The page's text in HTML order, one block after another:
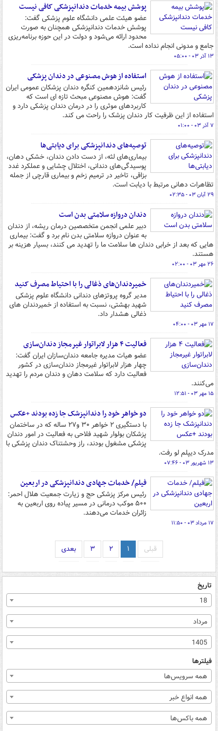
پوشش بیمه خدمات دندانپزشکی کافی نیست
عضو هیئت علمی دانشگاه علوم پزشکی گفت:
پوشش خدمات دندانپزشکی همچنان به صورت
محدود ارائه می‌شود و دولت در این حوزه برنامه‌ریزی
جامع و مدونی انجام نداده است.
۱۳ آذر ۰۳ - ۰۵:۰۰
استفاده از هوش مصنوعی در دندان پزشکی
رئیس شانزدهمین کنگره دندان پزشکان عمومی ایران
گفت: هوش مصنوعی مبحث تازه ای است که
کاربردهای موثری را در درمان دندان پزشکی دارد و
استفاده از این ظرفیت کار دندان پزشک را راحت می کند.
۷ آذر ۰۳ - ۰۱:۰۰
توصیه‌های دندانپزشکی برای دیابتی‌ها
بیماری‌های لثه، از دست دادن دندان، خشکی دهان،
پوسیدگی‌های دندانی، اختلال چشایی و عملکرد غدد
بزاقی، تاخیر در ترمیم زخم و بیماری قارچی از جمله
تظاهرات دهانی مرتبط با دیابت است.
۲۹ آبان ۰۳ - ۰۲:۳۵
دندان دروازه سلامتی بدن است
دبیر علمی انجمن متخصصین درمان ریشه، از دندان
به عنوان دروازه سلامتی بدن نام برد و گفت: بیماری
هایی که بعد از خرابی دندان ها سلامت ما را تهدید می کنند، بسیار هزینه بر
هستند.
۲۶ مهر ۰۳ - ۰۲:۰۰
خمیردندان‌های ذغالی را با احتیاط مصرف کنید
مدیر گروه پروتزهای دندانی دانشگاه علوم پزشکی
شهید بهشتی، نسبت به استفاده از خمیردندان های
ذغالی هشدار داد.
۱۷ مهر ۰۳ - ۰۴:۰۰
فعالیت ۴ هزار لابراتوار غیرمجاز دندان‌سازی
عضو هیات مدیره جامعه دندان‌سازان ایران گفت:
چهار هزار لابراتوار غیرمجاز دندان‌سازی در کشور
فعالیت دارد که سلامت دهان و دندان مردم را تهدید
می‌کنند.
۱۵ مهر ۰۳ - ۱۲:۵۱
دو خواهر خود را دندانپزشک جا زده بودند +عکس
با دستگیری ۲ خواهر ۳۰ و۲۷ ساله که در ساختمان
پزشکان بولوار شهید فلاحی به فعالیت در امور دندان
پزشکی مشغول بودند، راز وحشتناک دندان پزشکی با
مدرک دیپلم لو رفت.
۱۳ شهریور ۰۳ - ۰۷:۴۶
فیلم/ خدمات جهادی دندانپزشکی در اربعین
رئیس مرکز پزشکی حج و زیارت جمعیت هلال احمر:
۵۰۰ موکب درمانی در مسیر پیاده روی اربعین به
زائران خدمات می‌دهند.
۱۷ مرداد ۰۳ - ۱۱:۵۰
قبلی ۱ ۲ ۳ بعدی
تاریخ
18
مرداد
1405
فیلترها
همه سرویس‌ها
همه انواع خبر
همه باکس‌ها